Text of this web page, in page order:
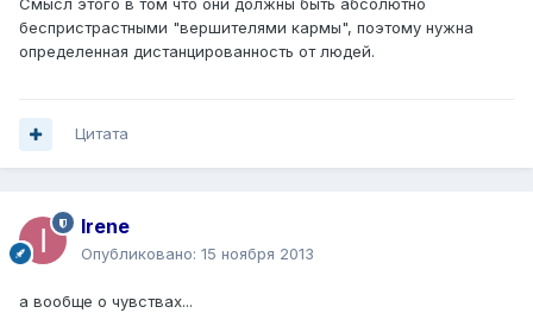
Смысл этого в том что они должны быть абсолютно
беспристрастными "вершителями кармы", поэтому нужна
определенная дистанцированность от людей.
Цитата
Irene
Опубликовано: 15 ноября 2013
а вообще о чувствах...